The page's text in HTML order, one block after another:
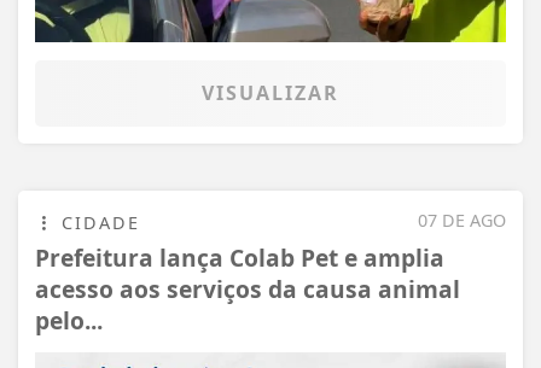
VISUALIZAR
07 DE AGO
CIDADE
Prefeitura lança Colab Pet e amplia
acesso aos serviços da causa animal
pelo...